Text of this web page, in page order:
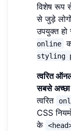
विशेष रूप
से जुड़े
उपयुक्त
online
styling
त्वरित
सबसे अच्छा
त्वरित
CSS
के